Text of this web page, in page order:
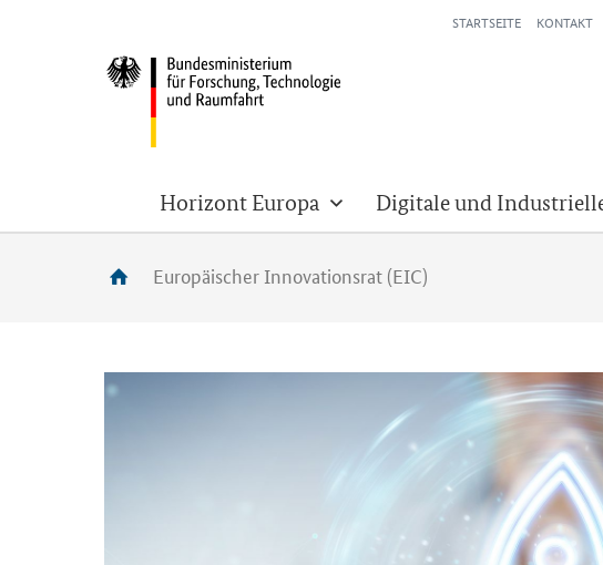
STARTSEITE KONTAKT
Horizont Europa Digitale und
Europäischer Innovationsrat (EIC)